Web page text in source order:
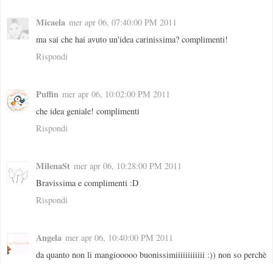
Micaela mer apr 06, 07:40:00 PM 2011
ma sai che hai avuto un'idea carinissima? complimenti!
Rispondi
Puffin mer apr 06, 10:02:00 PM 2011
che idea geniale! complimenti
Rispondi
MilenaSt mer apr 06, 10:28:00 PM 2011
Bravissima e complimenti :D
Rispondi
Angela mer apr 06, 10:40:00 PM 2011
da quanto non li mangiooooo buonissimiiiiiiiiiiii :)) non so perchè